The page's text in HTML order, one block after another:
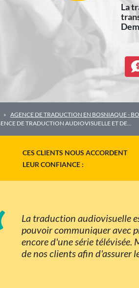
La
AGENCE DE TRADUCTION EN BOSNIAQUE -
DE TRADUCTION AUDIOVISUELLE ET DE…
CES CLIENTS NOUS ACCORDENT
LEUR CONFIANCE :
La traduction audiovisuelle
pouvoir communiquer avec
encore d'une série télévisée.
de nos clients afin d'assurer